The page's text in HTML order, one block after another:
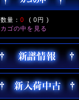
数量：0 (0円 )
カゴの中を見る